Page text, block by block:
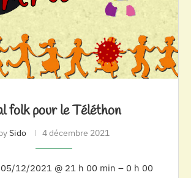
folk pour le Téléthon
Sido 4 décembre 2021
12/2021 @ 21 h 00 min – 0 h 00